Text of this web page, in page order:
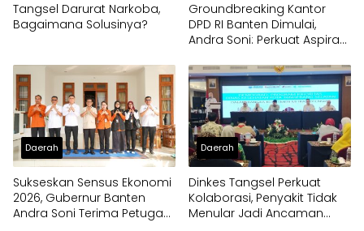
Tangsel Darurat Narkoba,
Bagaimana Solusinya?
Groundbreaking Kantor
DPD RI Banten Dimulai,
Andra Soni: Perkuat Aspirasi
Daerah
Sukseskan Sensus Ekonomi
2026, Gubernur Banten
Andra Soni Terima Petugas
Daerah
Dinkes Tangsel Perkuat
Kolaborasi, Penyakit Tidak
Menular Jadi Ancaman